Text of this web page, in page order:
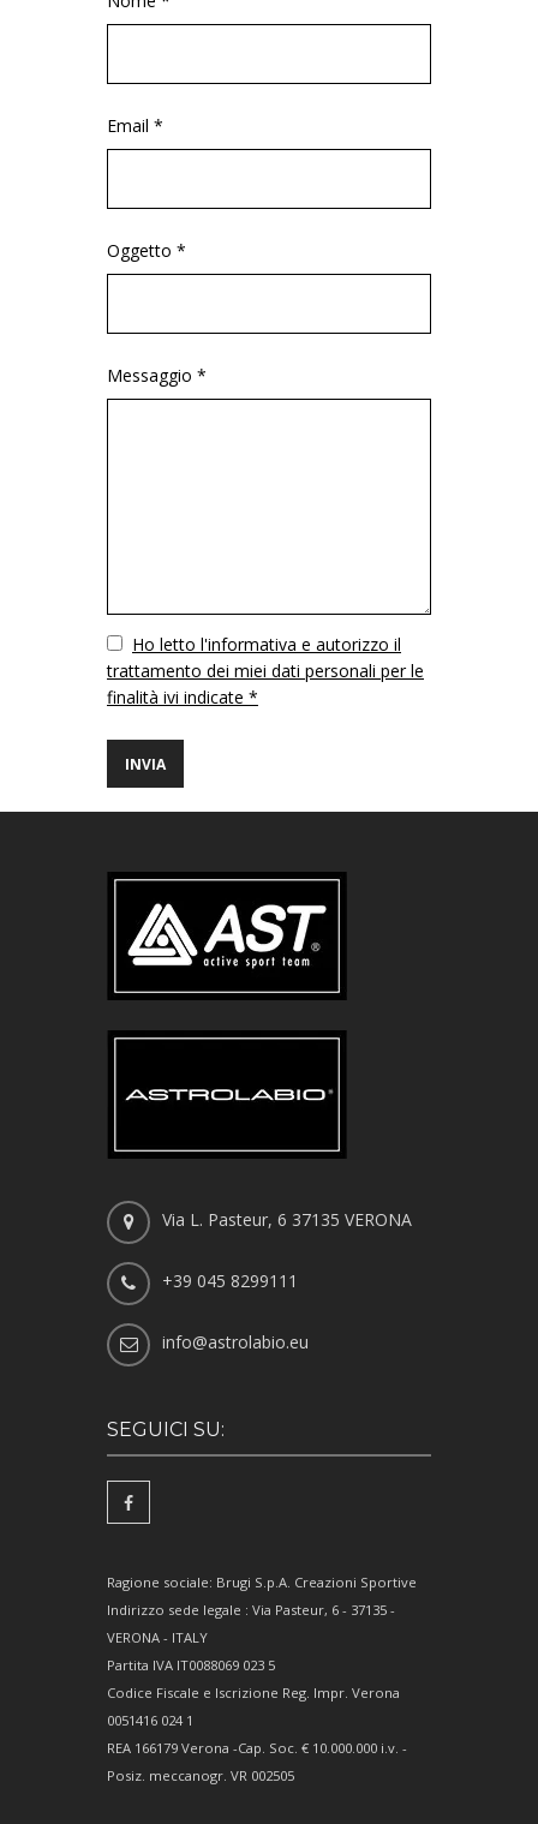
Email *
Oggetto *
Messaggio *
VuotoHo letto l'informativa e autorizzo il
trattamento dei miei dati personali per le
finalità ivi indicate *
Via L. Pasteur, 6 37135 VERONA
+39 045 8299111
info@astrolabio.eu
SEGUICI SU:
Ragione sociale: Brugi S.p.A. Creazioni Sportive
Indirizzo sede legale : Via Pasteur, 6 - 37135 -
VERONA - ITALY
Partita IVA IT0088069 023 5
Codice Fiscale e Iscrizione Reg. Impr. Verona
0051416 024 1
REA 166179 Verona -Cap. Soc. € 10.000.000 i.v. -
Posiz. meccanogr. VR 002505